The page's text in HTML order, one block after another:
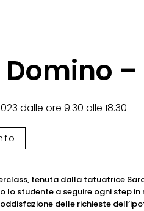
Domino
dalle ore 9.30 alle 18.30
tenuta dalla tatuatrice
lo studente a seguire ogni step
delle richieste